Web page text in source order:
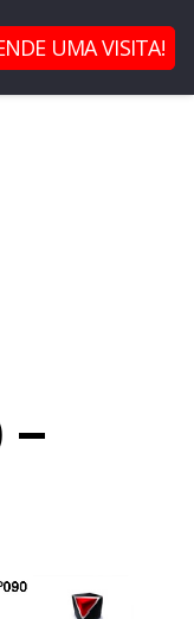
UMA VISITA!
–